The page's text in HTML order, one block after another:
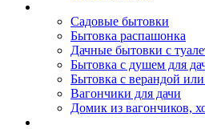
Садовые бытовки
Бытовка распашонка
Дачные бытовки с
Бытовка с душем для
Бытовка с верандой или
Вагончики для дачи
Домик из вагончиков,